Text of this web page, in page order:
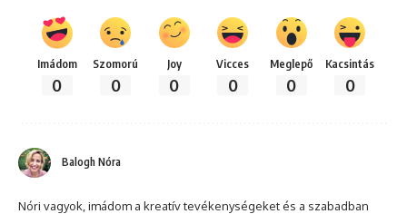
Imádom
0
Szomorú
0
Joy
0
Vicces
0
Meglepő
0
Kacsintás
0
Balogh Nóra
Nóri vagyok, imádom a kreatív tevékenységeket és a szabadban